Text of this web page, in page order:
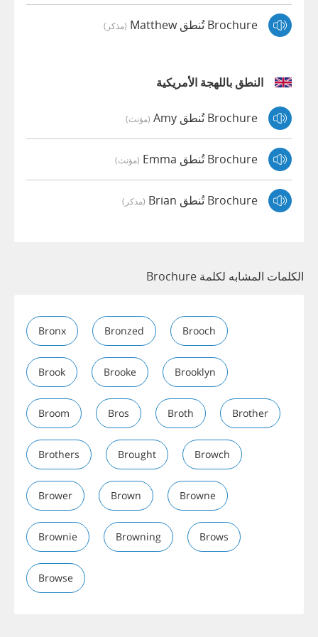
Brochure تُنطق Matthew (مذكر)
النطق باللهجة الأمريكية
Brochure تُنطق Amy (مؤنث)
Brochure تُنطق Emma (مؤنث)
Brochure تُنطق Brian (مذكر)
الكلمات المشابه لكلمة Brochure
Bronx Bronzed Brooch
Brook Brooke Brooklyn
Broom Bros Broth Brother
Brothers Brought Browch
Brower Brown Browne
Brownie Browning Brows
Browse